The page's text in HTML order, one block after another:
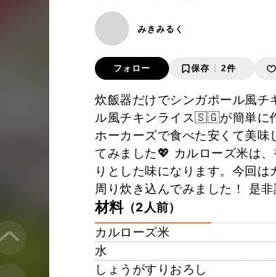
みきみるく
フォロー 保存 2件
炊飯器だけでシンガポール風チ
ル風チキンライス🇸🇬が簡単に
ホーカーズで食べた安くて美味
てみました💖 カルローズ米は
りとした味になります。今回
周り炊き込んでみました！ 是非
材料（2人前）
カルローズ米
水
しょうがすりおろし